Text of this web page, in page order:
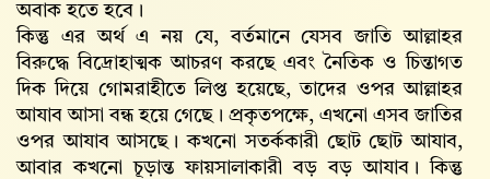
অবাক হতে হবে।
কিন্তু এর অর্থ এ নয় যে, বর্তমানে যেসব জাতি আল্লাহর
বিরুদ্ধে বিদ্রোহাত্মক আচরণ করছে এবং নৈতিক ও চিন্তাগত
দিক দিয়ে গোমরাহীতে লিপ্ত হয়েছে, তাদের ওপর আল্লাহর
আযাব আসা বন্ধ হয়ে গেছে। প্রকৃতপক্ষে, এখনো এসব জাতির
ওপর আযাব আসছে। কখনো সতর্ককারী ছোট ছোট আযাব,
আবার কখনো চূড়ান্ত ফায়সালাকারী বড় বড় আযাব। কিন্তু